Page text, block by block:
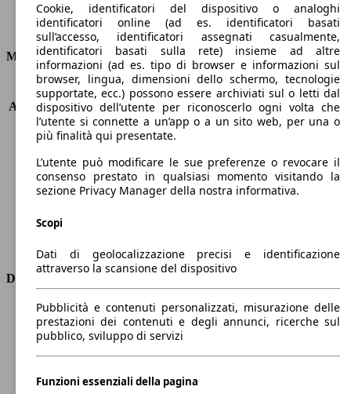
Consumi
Motore e Prestazioni
KW (PS)
75 kW (100 PS)
Accelerazione (0-100 km/h)
11.4s
Velocità massima (km/h)
185 km/h
Numero di marce
6
Coppia
250 nm
Cilindrata
1499 ccm
Carburante
Diesel
Trasmissione
Dimensioni
Lunghezza
4300 mm
Altezza
1530 mm
Larghezza
Peso massimo
1731 kg
Cookie, identificatori del dispositivo o analoghi
identificatori online (ad es. identificatori basati
sull’accesso, identificatori assegnati casualmente,
identificatori basati sulla rete) insieme ad altre
informazioni (ad es. tipo di browser e informazioni sul
browser, lingua, dimensioni dello schermo, tecnologie
supportate, ecc.) possono essere archiviati sul o letti dal
dispositivo dell’utente per riconoscerlo ogni volta che
l’utente si connette a un’app o a un sito web, per una o
più finalità qui presentate.
L’utente può modificare le sue preferenze o revocare il
consenso prestato in qualsiasi momento visitando la
sezione Privacy Manager della nostra informativa.
Scopi
Dati di geolocalizzazione precisi e identificazione
attraverso la scansione del dispositivo
Pubblicità e contenuti personalizzati, misurazione delle
prestazioni dei contenuti e degli annunci, ricerche sul
pubblico, sviluppo di servizi
Funzioni essenziali della pagina